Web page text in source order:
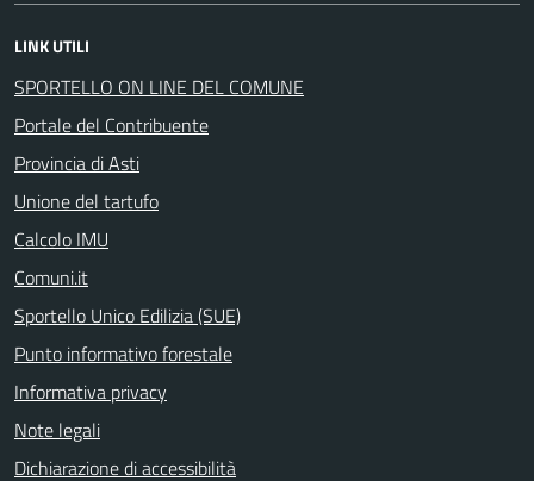
LINK UTILI
SPORTELLO ON LINE DEL COMUNE
Portale del Contribuente
Provincia di Asti
Unione del tartufo
Calcolo IMU
Comuni.it
Sportello Unico Edilizia (SUE)
Punto informativo forestale
Informativa privacy
Note legali
Dichiarazione di accessibilità